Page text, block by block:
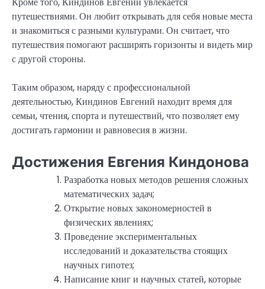
путешествиями. Он любит открывать для себя новые места
и знакомиться с разными культурами. Он считает, что
путешествия помогают расширять горизонты и видеть мир
с другой стороны.
Таким образом, наряду с профессиональной
деятельностью, Киндинов Евгений находит время для
семьи, чтения, спорта и путешествий, что позволяет ему
достигать гармонии и равновесия в жизни.
Достижения Евгения Киндонова
Разработка новых методов решения сложных
математических задач;
Открытие новых закономерностей в
физических явлениях;
Проведение экспериментальных
исследований и доказательства стоящих
научных гипотез;
Написание книг и научных статей, которые